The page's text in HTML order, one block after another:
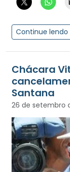
Continue lendo
Chácara
Santana
26 de setembro